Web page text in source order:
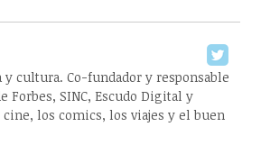
cultura. Co-fundador y responsable
Forbes, SINC, Escudo Digital y
los comics, los viajes y el buen